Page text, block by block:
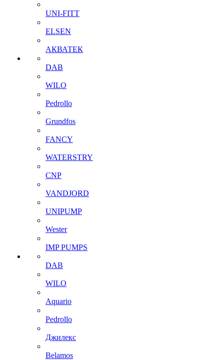
UNI-FITT
ELSEN
АКВАТЕК
DAB
WILO
Pedrollo
Grundfos
FANCY
WATERSTRY
CNP
VANDJORD
UNIPUMP
Wester
IMP PUMPS
DAB
WILO
Aquario
Pedrollo
Джилекс
Belamos